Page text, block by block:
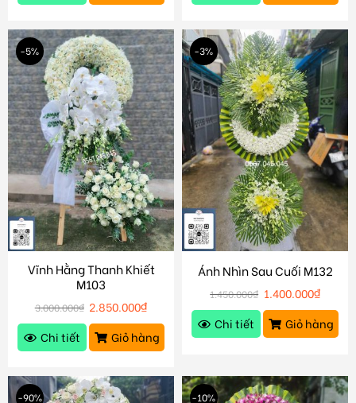
-5%
Vĩnh Hằng Thanh Khiết
M103
3.000.000₫ 2.850.000₫
Chi tiết
Giỏ hàng
-3%
Ánh Nhìn Sau Cuối M132
1.450.000₫ 1.400.000₫
Chi tiết
Giỏ hàng
-90% -10%